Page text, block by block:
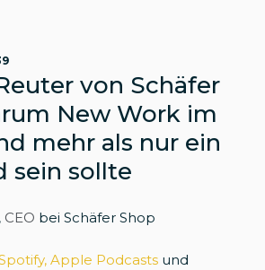
von Schäfer
New Work im
mehr als nur ein
sein sollte
CEO bei Schäfer Shop
Apple Podcasts und